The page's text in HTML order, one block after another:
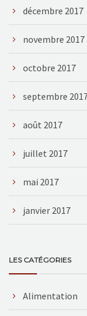
décembre 2017
novembre 2017
octobre 2017
septembre
août 2017
juillet 2017
mai 2017
janvier 2017
LES CATÉGORIES
Alimentation